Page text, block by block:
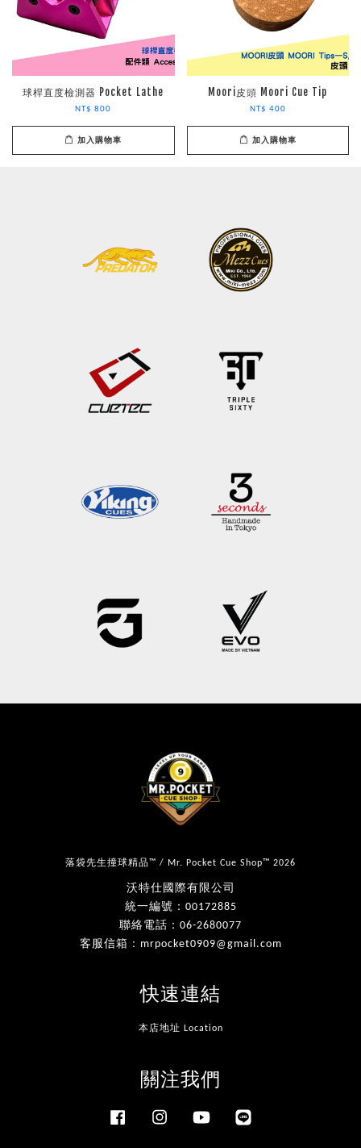
球桿直度檢測器 Pocket Lathe
NT$ 800
加入購物車
Moori皮頭 Moori Cue Tip
NT$ 400
加入購物車
落袋先生撞球精品™ / Mr. Pocket Cue Shop™ 2026
沃特仕國際有限公司
統一編號：00172885
聯絡電話：06-2680077
客服信箱：mrpocket0909@gmail.com
快速連結
本店地址 Location
關注我們
Facebook Instagram YouTube